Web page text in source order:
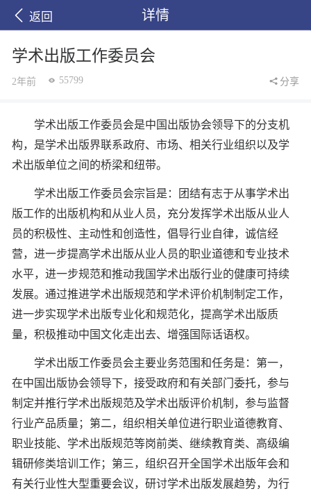
返回 详情
学术出版工作委员会
2年前 55799 分享
学术出版工作委员会是中国出版协会领导下的分支机
构，是学术出版界联系政府、市场、相关行业组织以及学
术出版单位之间的桥梁和纽带。
学术出版工作委员会宗旨是：团结有志于从事学术出
版工作的出版机构和从业人员，充分发挥学术出版从业人
员的积极性、主动性和创造性，倡导行业自律，诚信经
营，进一步提高学术出版从业人员的职业道德和专业技术
水平，进一步规范和推动我国学术出版行业的健康可持续
发展。通过推进学术出版规范和学术评价机制制定工作，
进一步实现学术出版专业化和规范化，提高学术出版质
量，积极推动中国文化走出去、增强国际话语权。
学术出版工作委员会主要业务范围和任务是：第一，
在中国出版协会领导下，接受政府和有关部门委托，参与
制定并推行学术出版规范及学术出版评价机制，参与监督
行业产品质量；第二，组织相关单位进行职业道德教育、
职业技能、学术出版规范等岗前类、继续教育类、高级编
辑研修类培训工作；第三，组织召开全国学术出版年会和
有关行业性大型重要会议，研讨学术出版发展趋势，为行